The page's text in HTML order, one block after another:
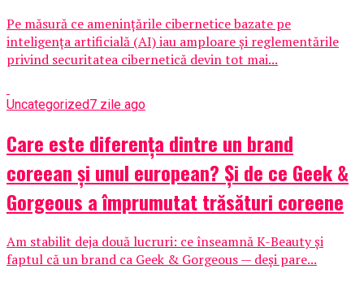
Pe măsură ce amenințările cibernetice bazate pe
inteligența artificială (AI) iau amploare și reglementările
privind securitatea cibernetică devin tot mai...
Uncategorized7 zile ago
Care este diferența dintre un brand
coreean și unul european? Și de ce Geek &
Gorgeous a împrumutat trăsături coreene
Am stabilit deja două lucruri: ce înseamnă K-Beauty și
faptul că un brand ca Geek & Gorgeous — deși pare...